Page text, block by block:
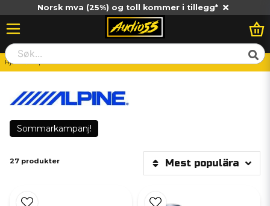
Norsk mva (25%) og toll kommer i tillegg*
Hjem Alpine
Sommarkampanj!
27 produkter Mest populära